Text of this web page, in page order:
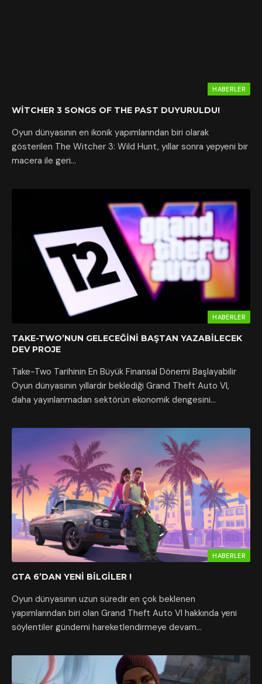
HABERLER
WITCHER 3 SONGS OF THE PAST DUYURULDU!
Oyun dünyasının en ikonik yapımlarından biri olarak
gösterilen The Witcher 3: Wild Hunt, yıllar sonra yepyeni bir
macera ile geri…
HABERLER
TAKE-TWO’NUN GELECEĞINI BAŞTAN YAZABILECEK
DEV PROJE
Take-Two Tarihinin En Büyük Finansal Dönemi Başlayabilir
Oyun dünyasının yıllardır beklediği Grand Theft Auto VI,
daha yayınlanmadan sektörün ekonomik dengesini…
HABERLER
GTA 6’DAN YENI BILGILER !
Oyun dünyasının uzun süredir en çok beklenen
yapımlarından biri olan Grand Theft Auto VI hakkında yeni
söylentiler gündemi hareketlendirmeye devam…